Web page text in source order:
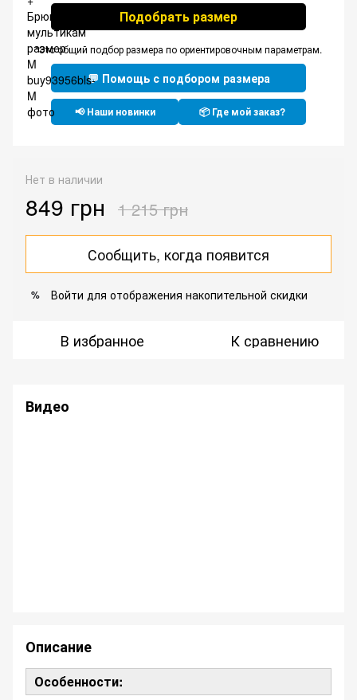
Подобрать размер
*Это общий подбор размера по ориентировочным параметрам.
💬 Помощь с подбором размера
📢 Наши новинки 📦 Где мой заказ?
Нет в наличии
849 грн 1 215 грн
Сообщить, когда появится
% Войти для отображения накопительной скидки
В избранное К сравнению
Видео
Описание
Особенности: